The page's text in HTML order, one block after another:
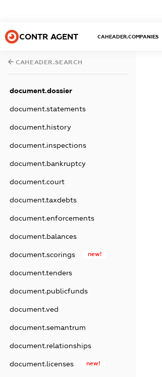
CONTR AGENT CAHEADER.COMPANIES
CAHEADER.SEARCH
document.dossier
document.statements
document.history
document.inspections
document.bankruptcy
document.court
document.taxdebts
document.enforcements
document.balances
document.scorings new!
document.tenders
document.publicfunds
document.ved
document.semantrum
document.relationships
document.licenses new!